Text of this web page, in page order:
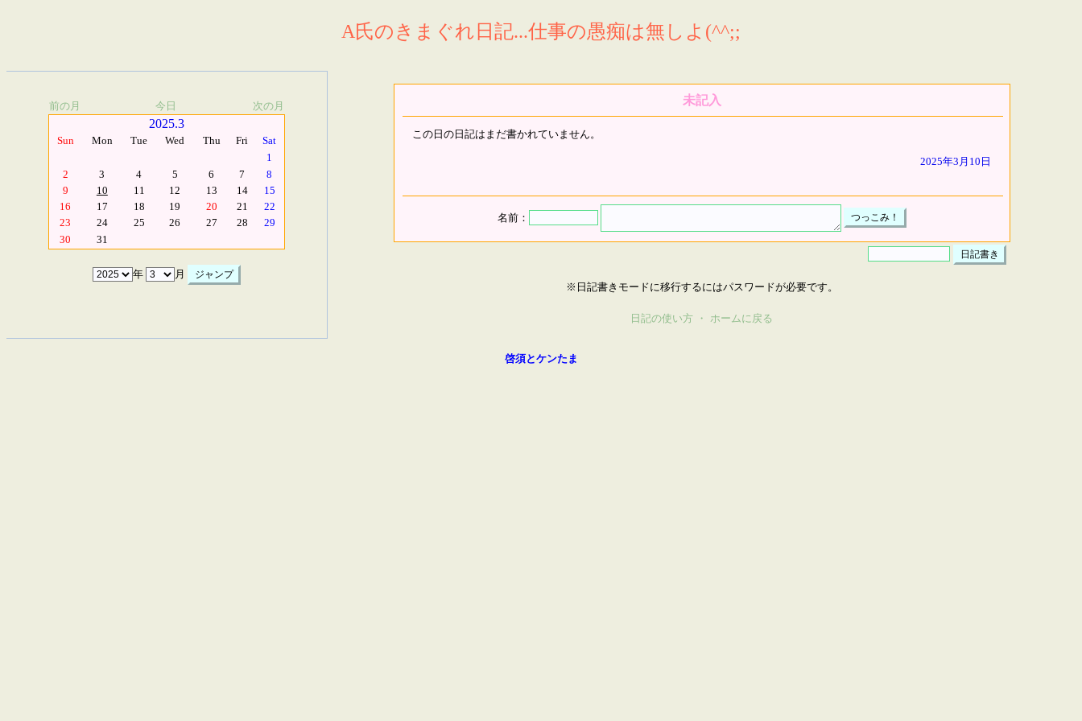
A氏のきまぐれ日記...仕事の愚痴は無しよ(^^;;
前の月 今日 次の月
2025.3
Sun Mon Tue Wed Thu Fri
Sat
1
2
3 4 5 6 7
8
9
10 11 12 13 14
15
16
17 18 19 20 21
22
23
24 25 26 27 28
29
30
31
年 月
未記入
この日の日記はまだ書かれていません。
2025年3月10日
名前：
※日記書きモードに移行するにはパスワードが必要です。
日記の使い方 ・ ホームに戻る
啓須とケンたま